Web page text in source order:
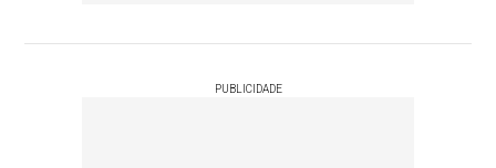
PUBLICIDADE